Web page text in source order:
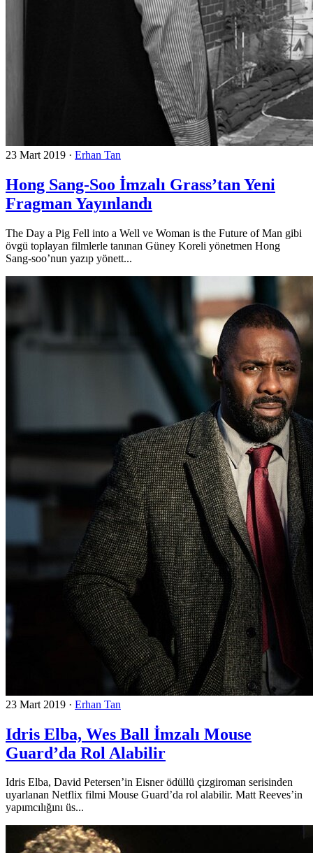
23 Mart 2019 · Erhan Tan
Hong Sang-Soo İmzalı Grass’tan Yeni
Fragman Yayınlandı
The Day a Pig Fell into a Well ve Woman is the Future of Man gibi
övgü toplayan filmlerle tanınan Güney Koreli yönetmen Hong
Sang-soo’nun yazıp yönett...
23 Mart 2019 · Erhan Tan
Idris Elba, Wes Ball İmzalı Mouse
Guard’da Rol Alabilir
Idris Elba, David Petersen’in Eisner ödüllü çizgiroman serisinden
uyarlanan Netflix filmi Mouse Guard’da rol alabilir. Matt Reeves’in
yapımcılığını üs...